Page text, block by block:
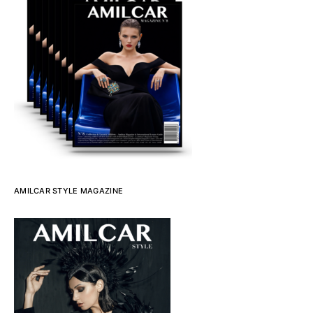
AMILCAR STYLE MAGAZINE